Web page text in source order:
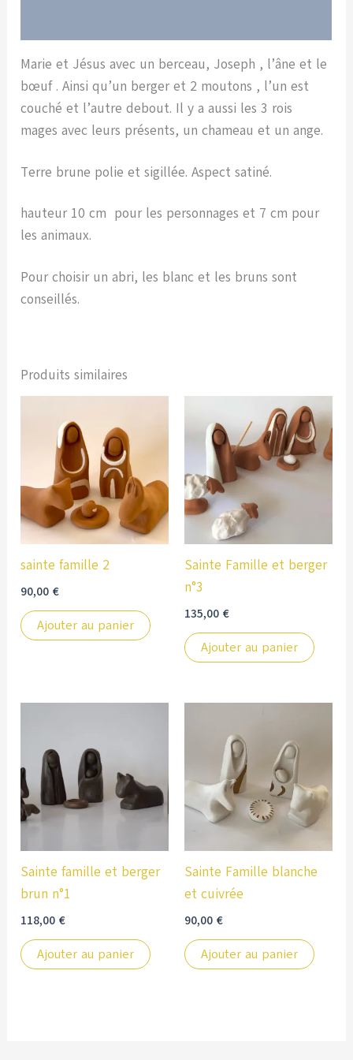
Marie et Jésus avec un berceau, Joseph , l’âne et le
bœuf . Ainsi qu’un berger et 2 moutons , l’un est
couché et l’autre debout. Il y a aussi les 3 rois
mages avec leurs présents, un chameau et un ange.
Terre brune polie et sigillée. Aspect satiné.
hauteur 10 cm pour les personnages et 7 cm pour
les animaux.
Pour choisir un abri, les blanc et les bruns sont
conseillés.
Produits similaires
sainte famille 2
90,00€
Ajouter au panier
Sainte Famille et berger
n°3
135,00 €
Ajouter au panier
Sainte famille et berger
brun n°1
118,00€
Ajouter au panier
Sainte Famille blanche
et cuivrée
90,00 €
Ajouter au panier